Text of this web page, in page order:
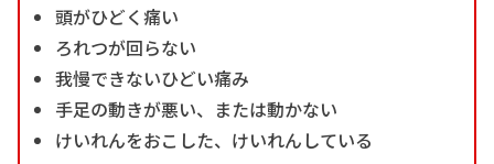
頭がひどく痛い
ろれつが回らない
我慢できないひどい痛み
手足の動きが悪い、または動かない
けいれんをおこした、けいれんしている